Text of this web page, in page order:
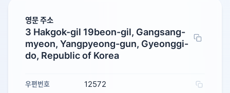
영문 주소
3 Hakgok-gil 19beon-gil, Gangsang-
myeon, Yangpyeong-gun, Gyeonggi-
do, Republic of Korea
우편번호 12572